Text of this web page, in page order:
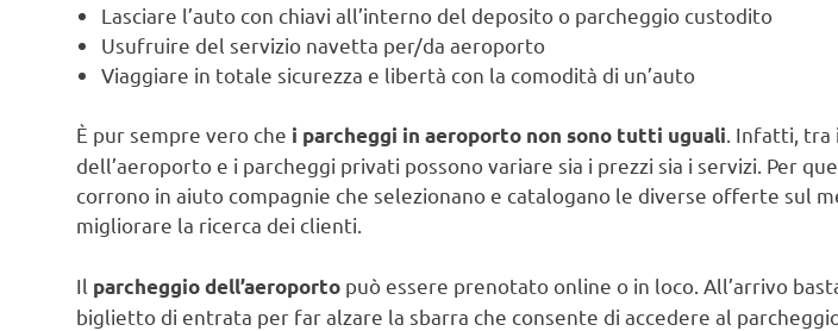
Lasciare l’auto con chiavi all’interno del deposito o parcheggio custodito
Usufruire del servizio navetta per/da aeroporto
Viaggiare in totale sicurezza e libertà con la comodità di un’auto
È pur sempre vero che i parcheggi in aeroporto non sono tutti uguali. Infatti, tra
dell’aeroporto e i parcheggi privati possono variare sia i prezzi sia i servizi. Per
corrono in aiuto compagnie che selezionano e catalogano le diverse offerte sul
migliorare la ricerca dei clienti.
Il parcheggio dell’aeroporto può essere prenotato online o in loco. All’arrivo
biglietto di entrata per far alzare la sbarra che consente di accedere al